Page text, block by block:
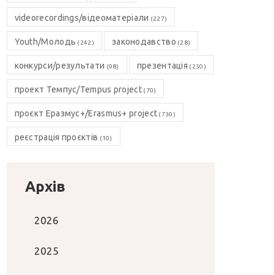
videorecordings/відеоматеріали (227)
Youth/Молодь (242) законодавство (28)
конкурси/результати (98) презентація (230)
проект Темпус/Tempus project(70)
проєкт Еразмус+/Erasmus+ project (730)
реєстрація проєктів (10)
Архів
2026
2025